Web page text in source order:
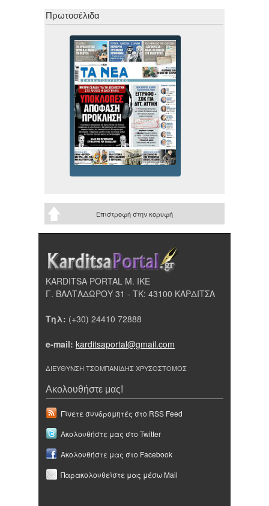
Πρωτοσέλιδα
Επιστροφή στην κορυφή
KARDITSA PORTAL Μ. ΙΚΕ
Γ. ΒΑΛΤΑΔΩΡΟΥ 31 - ΤΚ: 43100 ΚΑΡΔΙΤΣΑ
Τηλ: (+30) 24410 72888
e-mail: karditsaportal@gmail.com
ΔΙΕΥΘΥΝΣΗ ΤΣΟΜΠΑΝΙΔΗΣ ΧΡΥΣΟΣΤΟΜΟΣ
Ακολουθήστε μας!
Γίνετε συνδρομητές στο RSS Feed
Ακολουθήστε μας στο Twitter
Ακολουθήστε μας στο Facebook
Παρακολουθείστε μας μέσω Mail